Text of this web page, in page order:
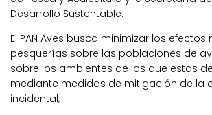
Desarrollo Sustentable.
El PAN Aves busca minimizar los
pesquerías sobre las poblaciones de
sobre los ambientes de los que estas
mediante medidas de mitigación de la
incidental,